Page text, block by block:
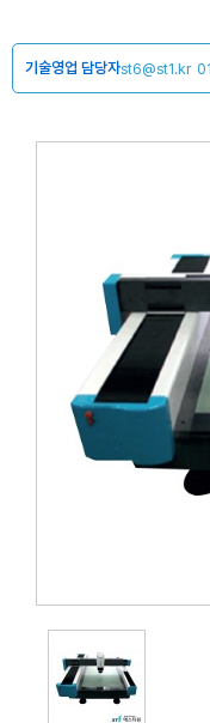
기술영업 담당자st6@st1.kr